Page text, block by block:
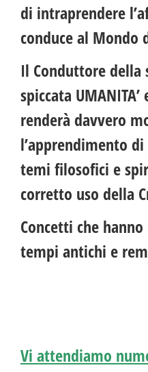
di intraprendere
conduce al Mondo
Il Conduttore della
spiccata
renderà davvero
l’apprendimento
temi filosofici e
corretto uso della
Concetti che
tempi antichi e
Vi attendiamo